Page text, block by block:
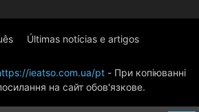
Últimas notícias e artigos
ieatso.com.ua/pt - При копіюванні
на сайт обов'язкове.